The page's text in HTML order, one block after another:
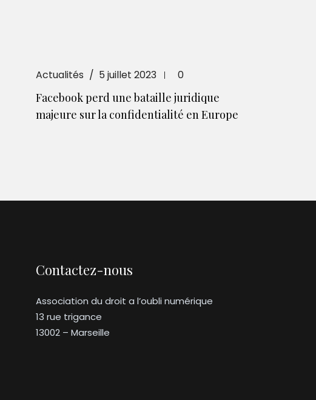
Actualités 5 juillet 2023 0
Facebook perd une bataille juridique
majeure sur la confidentialité en Europe
Contactez-nous
Association du droit a l’oubli numérique
13 rue trigance
13002 – Marseille